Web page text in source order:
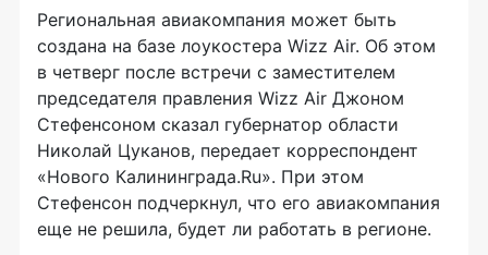
Региональная авиакомпания может быть
создана на базе лоукостера Wizz Air. Об этом
в четверг после встречи с заместителем
председателя правления Wizz Air Джоном
Стефенсоном сказал губернатор области
Николай Цуканов, передает корреспондент
«Нового Калининграда.Ru». При этом
Стефенсон подчеркнул, что его авиакомпания
еще не решила, будет ли работать в регионе.